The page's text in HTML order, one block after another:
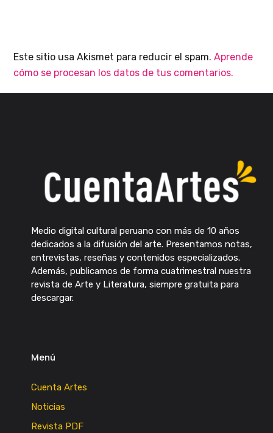
Este sitio usa Akismet para reducir el spam.Aprende
cómo se procesan los datos de tus comentarios.
Medio digital cultural peruano con más de 10 años
dedicados a la difusión del arte. Presentamos notas,
entrevistas, reseñas y contenidos especializados.
Además, publicamos de forma cuatrimestral nuestra
revista de Arte y Literatura, siempre gratuita para
descargar.
Menú
Cuenta Artes
Noticias
Revista PDF